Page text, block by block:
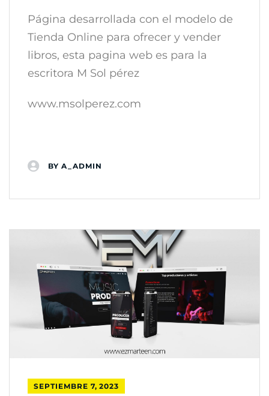
Página desarrollada con el modelo de
Tienda Online para ofrecer y vender
libros, esta pagina web es para la
escritora M Sol pérez
www.msolperez.com
BY A_ADMIN
SEPTIEMBRE 7, 2023